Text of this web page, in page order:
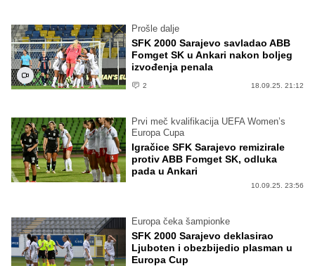
Prošle dalje
SFK 2000 Sarajevo savladao ABB
Fomget SK u Ankari nakon boljeg
izvođenja penala
2 18.09.25. 21:12
Prvi meč kvalifikacija UEFA Women’s
Europa Cupa
Igračice SFK Sarajevo remizirale
protiv ABB Fomget SK, odluka
pada u Ankari
10.09.25. 23:56
Europa čeka šampionke
SFK 2000 Sarajevo deklasirao
Ljuboten i obezbijedio plasman u
Europa Cup